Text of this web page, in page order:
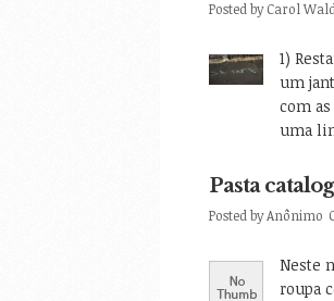
Posted byCarol
1)
um
com
uma
Pasta
Posted byAnônimo
Neste
roupa